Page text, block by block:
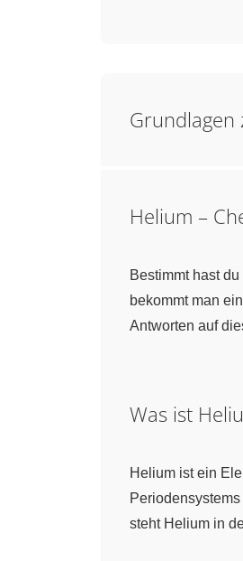
Grundlagen
Helium –
Bestimmt hast
bekommt man
Antworten auf
Was ist
Helium ist ein
steht Helium in